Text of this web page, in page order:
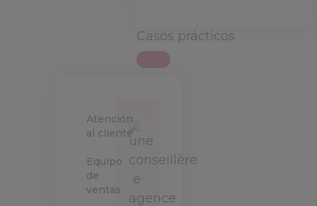
Casos prácticos
Atención
al cliente
Equipo
de
ventas